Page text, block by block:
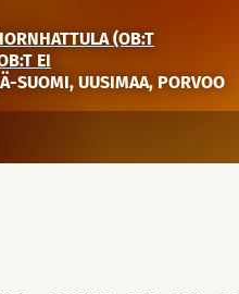
(OB:T
EI
SUOMI, UUSIMAA, PORVOO